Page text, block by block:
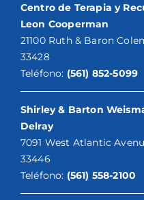
Centro de Terapia y
Leon Cooperman
21100 Ruth & Baron
33428
Teléfono: (561) 852-5099
Shirley & Barton
Delray
7091 West Atlantic
33446
Teléfono: (561) 558-2100